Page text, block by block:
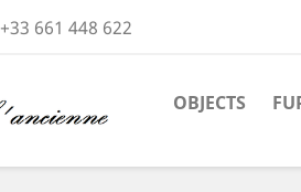
+33 661 448 622
OBJECTS